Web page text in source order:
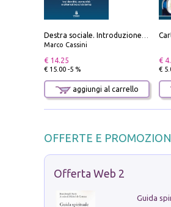
Marco Cassini
€ 14.25
€ 15.00 -5 %
aggiungi al carrello
€
€
OFFERTE E
Offerta Web 2
Guida